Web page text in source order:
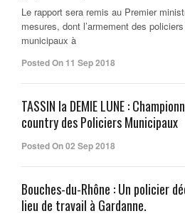
Le rapport sera remis au Premier
mesures, dont l’armement des
municipaux à
Posted On 11 Sep 2018
TASSIN la DEMIE LUNE :
country des Policiers Municipaux
Posted On 02 Sep 2018
Bouches-du-Rhône : Un policier
lieu de travail à Gardanne.